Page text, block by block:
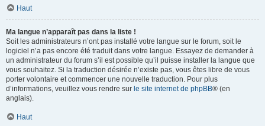
Haut
Ma langue n’apparaît pas dans la liste !
Soit les administrateurs n’ont pas installé votre langue sur le forum, soit le
logiciel n’a pas encore été traduit dans votre langue. Essayez de demander à
un administrateur du forum s’il est possible qu’il puisse installer la langue que
vous souhaitez. Si la traduction désirée n’existe pas, vous êtes libre de vous
porter volontaire et commencer une nouvelle traduction. Pour plus
d’informations, veuillez vous rendre sur le site internet de phpBB® (en
anglais).
Haut